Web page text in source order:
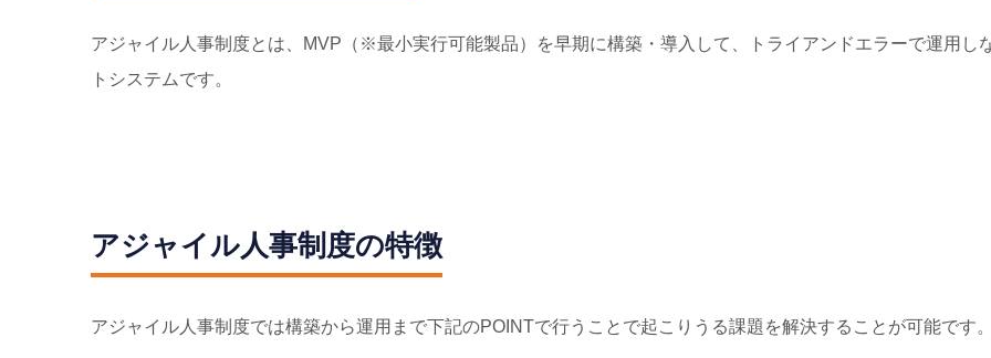
アジャイル⼈事制度とは、MVP（※最⼩実⾏可能製品）を早期に構築・導⼊して、トライアンドエラーで運⽤し
トシステムです。
アジャイル⼈事制度の特徴
アジャイル⼈事制度では構築から運⽤まで下記のPOINTで⾏うことで起こりうる課題を解決することが可能です